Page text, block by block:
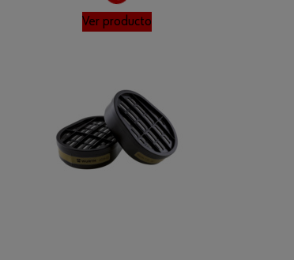
Ver producto